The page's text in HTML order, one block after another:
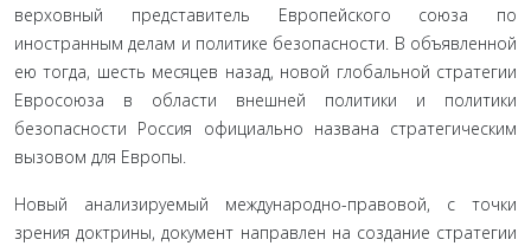
верховный представитель Европейского союза по
иностранным делам и политике безопасности. В объявленной
ею тогда, шесть месяцев назад, новой глобальной стратегии
Евросоюза в области внешней политики и политики
безопасности Россия официально названа стратегическим
вызовом для Европы.
Новый анализируемый международно-правовой, с точки
зрения доктрины, документ направлен на создание стратегии